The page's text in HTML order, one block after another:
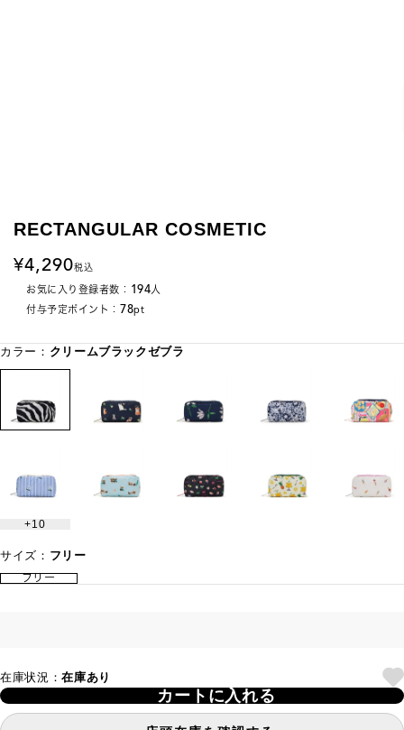
RECTANGULAR COSMETIC
4,290税込
お気に入り登録者数： 194人
付与予定ポイント： 78pt
カラー： クリームブラックゼブラ
10
サイズ： フリー
フリー
在庫状況：在庫あり
カートに入れる